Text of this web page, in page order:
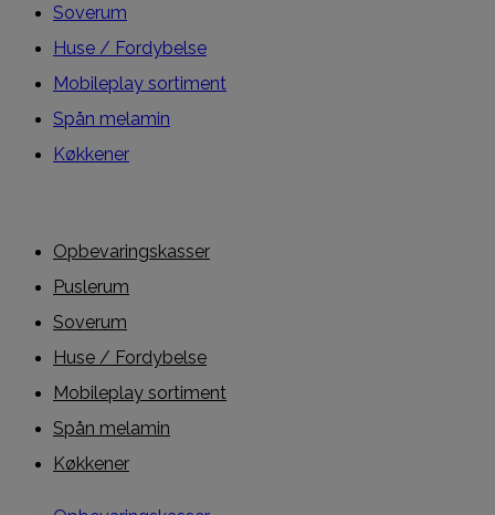
Soverum
Huse / Fordybelse
Mobileplay sortiment
Spån melamin
Køkkener
Opbevaringskasser
Puslerum
Soverum
Huse / Fordybelse
Mobileplay sortiment
Spån melamin
Køkkener